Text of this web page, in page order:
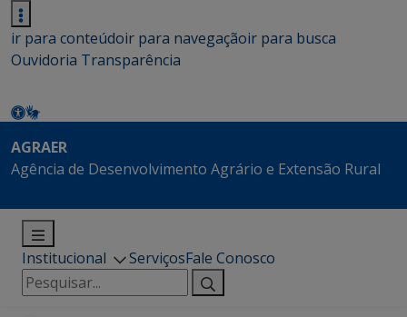
ir para conteúdoir para navegaçãoir para busca
Ouvidoria Transparência
AGRAER
Agência de Desenvolvimento Agrário e Extensão Rural
Institucional ServiçosFale Conosco
Pesquisar
por: